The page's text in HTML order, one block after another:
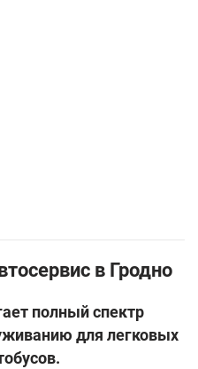
в Гродно
полный спектр
для легковых